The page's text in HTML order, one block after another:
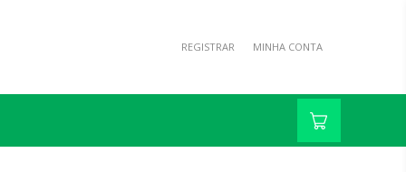
REGISTRAR MINHA CONTA